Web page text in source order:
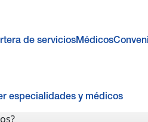
de serviciosMédicos
especialidades y médicos